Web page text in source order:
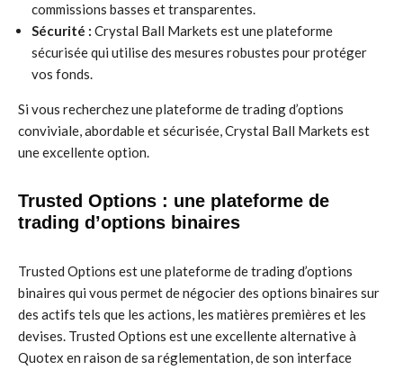
commissions basses et transparentes.
Sécurité : Crystal Ball Markets est une plateforme
sécurisée qui utilise des mesures robustes pour protéger
vos fonds.
Si vous recherchez une plateforme de trading d’options
conviviale, abordable et sécurisée, Crystal Ball Markets est
une excellente option.
Trusted Options : une plateforme de
trading d’options binaires
Trusted Options est une plateforme de trading d’options
binaires qui vous permet de négocier des options binaires sur
des actifs tels que les actions, les matières premières et les
devises. Trusted Options est une excellente alternative à
Quotex en raison de sa réglementation, de son interface